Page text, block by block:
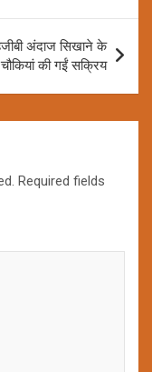
अंदाज सिखाने के
की गईं सक्रिय
Required fields